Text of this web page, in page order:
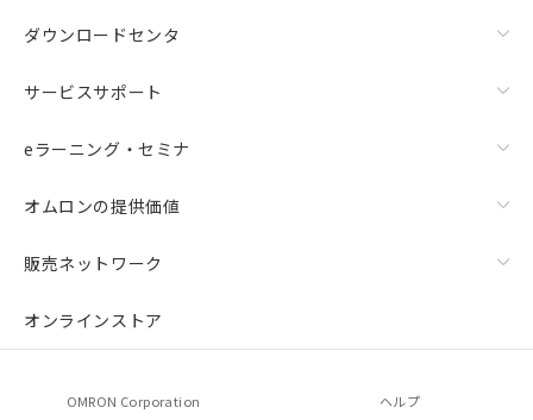
ダウンロードセンタ
サービスサポート
eラーニング・セミナ
オムロンの提供価値
販売ネットワーク
オンラインストア
OMRON Corporation ヘルプ